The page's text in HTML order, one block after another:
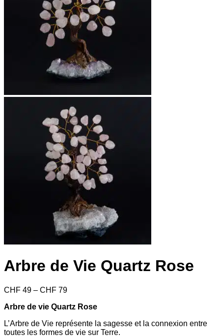
Arbre de Vie Quartz Rose
CHF 49 – CHF 79Price
CHF 49
CHF 79
Arbre de vie Quartz Rose
L’Arbre de Vie représente la sagesse et la connexion entre
toutes les formes de vie sur Terre.